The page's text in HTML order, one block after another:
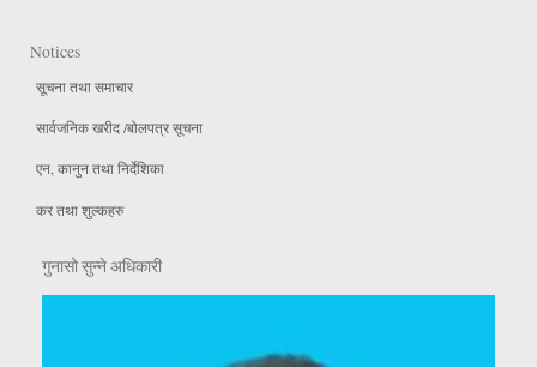
Notices
सूचना तथा समाचार
सार्वजनिक खरीद /बोलपत्र सूचना
एन, कानुन तथा निर्देशिका
कर तथा शुल्कहरु
गुनासो सुन्ने अधिकारी